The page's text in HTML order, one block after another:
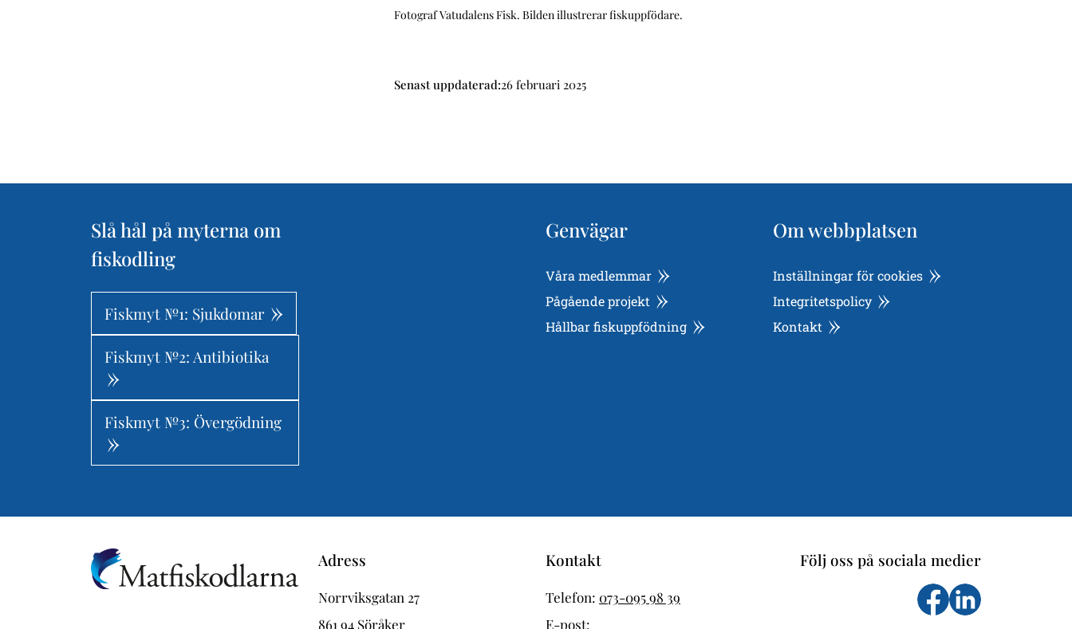
Fotograf Vatudalens Fisk. Bilden illustrerar fiskuppfödare.
Senast uppdaterad:26 februari 2025
Slå hål på myterna om
fiskodling
Fiskmyt №1: Sjukdomar
Fiskmyt №2: Antibiotika
Fiskmyt №3: Övergödning
Genvägar
Våra medlemmar
Pågående projekt
Hållbar fiskuppfödning
Om webbplatsen
Inställningar för cookies
Integritetspolicy
Kontakt
Adress
Norrviksgatan 27
861 94 Söråker
Kontakt
Telefon: 073-095 98 39
E-post:
Följ oss på sociala medier
Följ oss på facebook
Följs oss på